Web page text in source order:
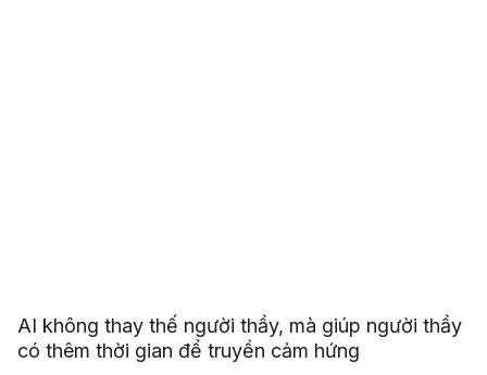
AI không thay thế người thầy, mà giúp người thầy
có thêm thời gian để truyền cảm hứng